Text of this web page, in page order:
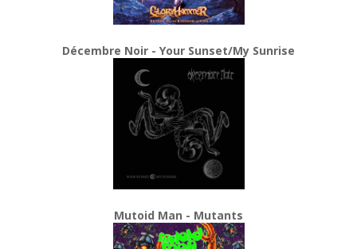
Décembre Noir - Your Sunset/My Sunrise
Mutoid Man - Mutants